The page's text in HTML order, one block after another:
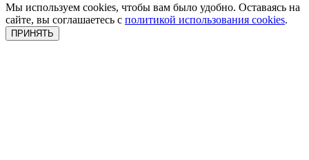
Мы используем cookies, чтобы вам было удобно. Оставаясь на
сайте, вы соглашаетесь с политикой использования cookies.
ПРИНЯТЬ